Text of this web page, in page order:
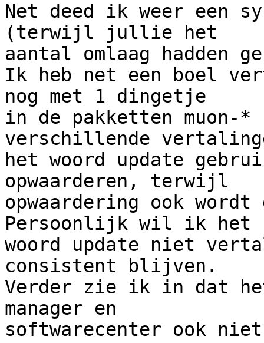
Net deed ik weer een
(terwijl jullie het
aantal omlaag hadden
Ik heb net een boel
nog met 1 dingetje
in de pakketten muon-*
verschillende
het woord update
opwaarderen, terwijl
opwaardering ook
Persoonlijk wil ik het
woord update niet
consistent blijven.
Verder zie ik in dat
manager en
softwarecenter ook